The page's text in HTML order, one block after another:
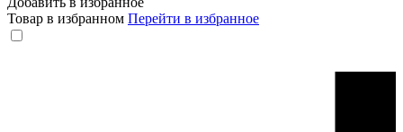
Товар в избранном Перейти в избранное